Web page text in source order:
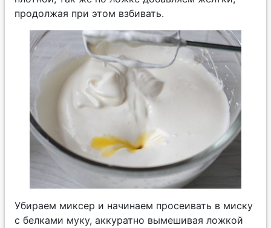
продолжая при этом взбивать.
Убираем миксер и начинаем просеивать в миску
с белками муку, аккуратно вымешивая ложкой